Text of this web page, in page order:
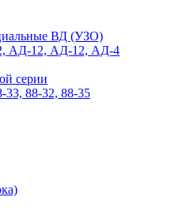
ВД (УЗО)
АД-12, АД-12, АД-4
серии
88-32, 88-35